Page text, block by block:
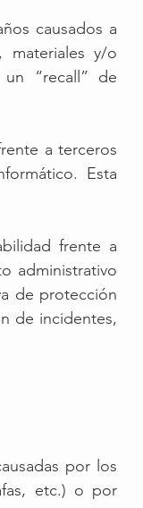
causados a
materiales y/o
“recall” de
a terceros
Esta
frente a
administrativo
de protección
de incidentes,
por los
etc.) o por